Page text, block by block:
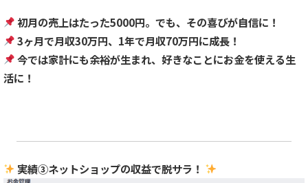
初月の売上はたった5000円。でも、その喜びが自信に！
3ヶ月で月収30万円、1年で月収70万円に成長！
今では家計にも余裕が生まれ、好きなことにお金を使える生
活に！
実績③ネットショップの収益で脱サラ！